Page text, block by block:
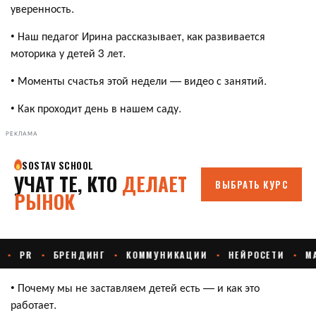
уверенность.
• Наш педагог Ирина рассказывает, как развивается
моторика у детей 3 лет.
• Моменты счастья этой недели — видео с занятий.
• Как проходит день в нашем саду.
РЕКЛАМА
• Почему мы не заставляем детей есть — и как это
работает.